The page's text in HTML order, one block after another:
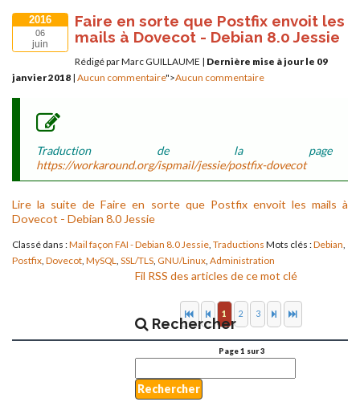
2016
06
juin
Faire en sorte que Postfix envoit les
mails à Dovecot - Debian 8.0 Jessie
Rédigé par Marc GUILLAUME | Dernière mise à jour le 09
janvier 2018 | Aucun commentaire">Aucun commentaire
Traduction de la page
https://workaround.org/ispmail/jessie/postfix-dovecot
Lire la suite de Faire en sorte que Postfix envoit les mails à
Dovecot - Debian 8.0 Jessie
Classé dans :Mail façon FAI - Debian 8.0 Jessie, Traductions Mots clés :Debian,
Postfix, Dovecot, MySQL, SSL/TLS, GNU/Linux, Administration
1 2 3
Page 1 sur 3
Fil RSS des articles de ce mot clé
Rechercher